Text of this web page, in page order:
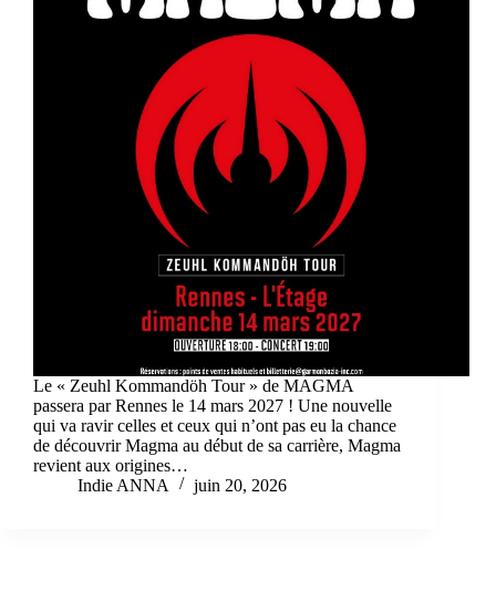
Le « Zeuhl Kommandöh Tour » de MAGMA
passera par Rennes le 14 mars 2027 ! Une nouvelle
qui va ravir celles et ceux qui n’ont pas eu la chance
de découvrir Magma au début de sa carrière, Magma
revient aux origines…
Indie ANNA
juin 20, 2026